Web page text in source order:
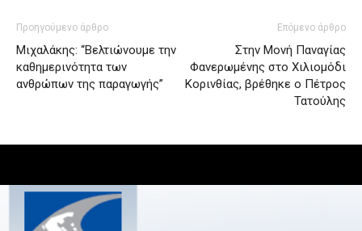
Προηγούμενο άρθρο
Μιχαλάκης: “Βελτιώνουμε την
καθημερινότητα των
ανθρώπων της παραγωγής”
Επόμενο άρθρο
Στην Μονή Παναγίας
Φανερωμένης στο Χιλιομόδι
Κορινθίας, βρέθηκε ο Πέτρος
Τατούλης